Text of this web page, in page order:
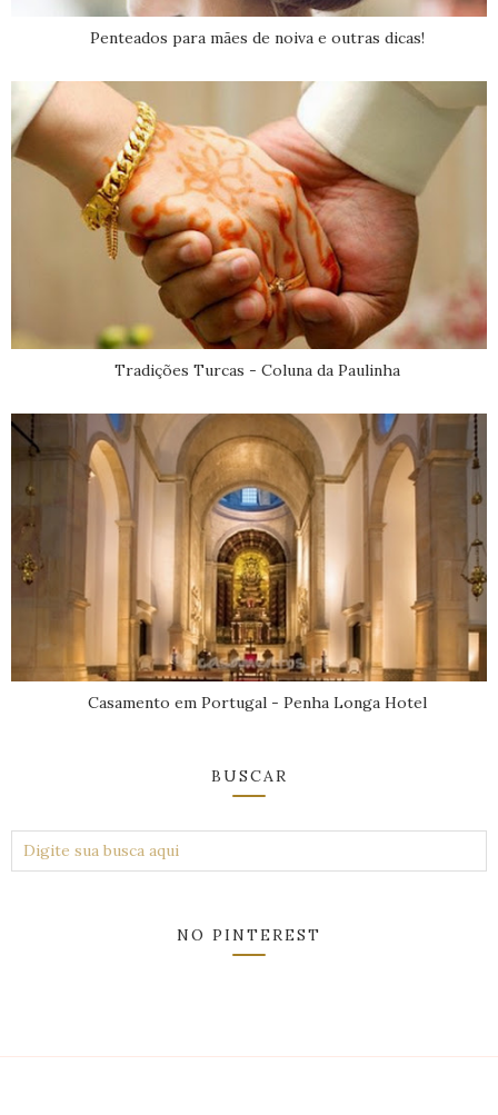
Penteados para mães de noiva e outras dicas!
Tradições Turcas - Coluna da Paulinha
Casamento em Portugal - Penha Longa Hotel
BUSCAR
NO PINTEREST